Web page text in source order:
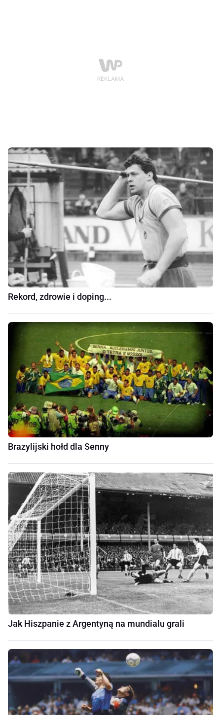
Rekord, zdrowie i doping...
Brazylijski hołd dla Senny
Jak Hiszpanie z Argentyną na mundialu grali